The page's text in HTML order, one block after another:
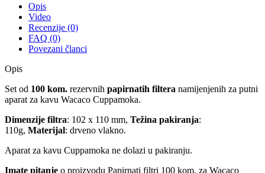
Opis
Video
Recenzije (0)
FAQ (0)
Povezani članci
Opis
Set od 100 kom. rezervnih papirnatih filtera namijenjenih za putni
aparat za kavu Wacaco Cuppamoka.
Dimenzije filtra: 102 x 110 mm, Težina pakiranja:
110g, Materijal: drveno vlakno.
Aparat za kavu Cuppamoka ne dolazi u pakiranju.
Imate pitanje o proizvodu Papirnati filtri 100 kom. za Wacaco